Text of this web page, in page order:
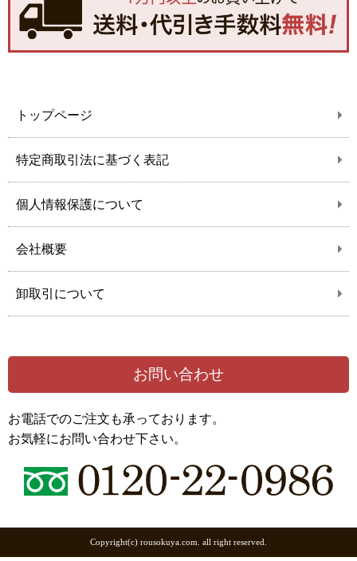
トップページ
特定商取引法に基づく表記
個人情報保護について
会社概要
卸取引について
お問い合わせ
お電話でのご注文も承っております。
お気軽にお問い合わせ下さい。
Copyright(c) rousokuya.com. all right reserved.